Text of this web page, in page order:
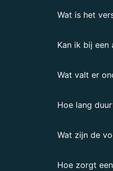
Wat is het
Kan ik bij een
Wat valt er
Hoe lang
Wat zijn de
Hoe zorgt